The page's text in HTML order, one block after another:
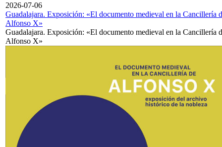
2026-07-06
Guadalajara. Exposición: «El documento medieval en la Cancillería
Alfonso X»
Guadalajara. Exposición: «El documento medieval en la Cancillería
Alfonso X»